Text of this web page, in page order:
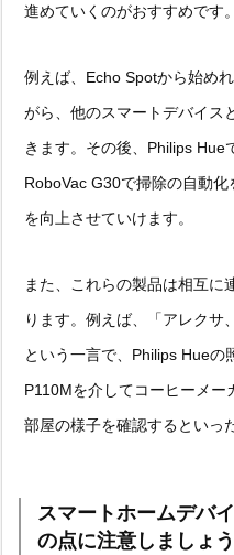
進めていくのがおすすめです。
例えば、Echo Spotから始め
がら、他のスマートデバイス
きます。その後、Philips Hue
RoboVac G30で掃除の自動
を向上させていけます。
また、これらの製品は相互に
ります。例えば、「アレクサ
という一言で、Philips Hueの
P110Mを介してコーヒーメ
部屋の様子を確認するといっ
スマートホームデバ
の点に注意しましょう